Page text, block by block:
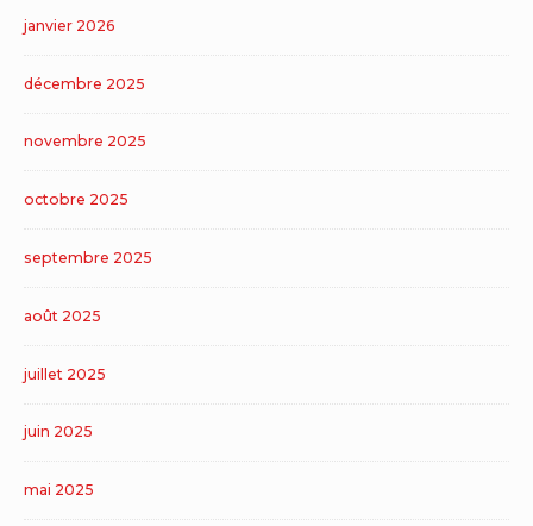
janvier 2026
décembre 2025
novembre 2025
octobre 2025
septembre 2025
août 2025
juillet 2025
juin 2025
mai 2025